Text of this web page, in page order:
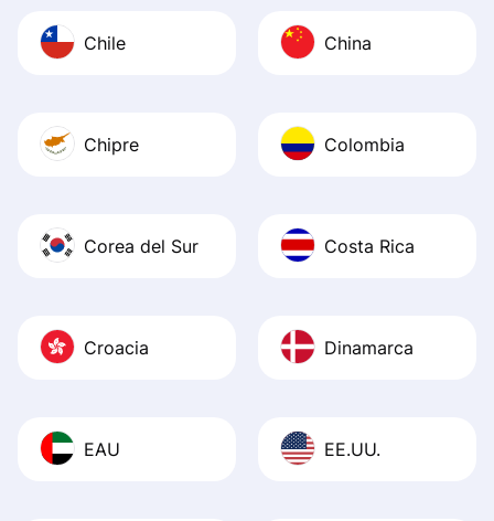
Chile China
Chipre Colombia
Corea del Sur Costa Rica
Croacia Dinamarca
EAU EE.UU.